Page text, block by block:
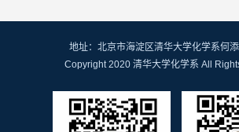
地址：北京市海淀区清华大学化学系何
Copyright 2020 清华大学化学系 All